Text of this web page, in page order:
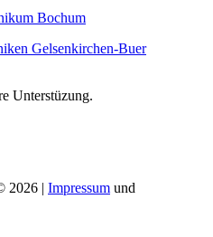
Unterstüzung.
2026 | Impressum und